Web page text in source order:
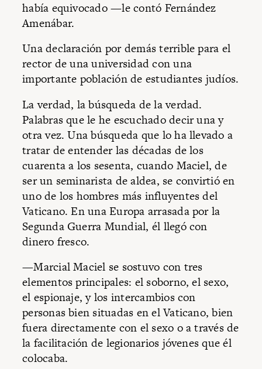
había equivocado —le contó Fernández
Amenábar.
Una declaración por demás terrible para el
rector de una universidad con una
importante población de estudiantes judíos.
La verdad, la búsqueda de la verdad.
Palabras que le he escuchado decir una y
otra vez. Una búsqueda que lo ha llevado a
tratar de entender las décadas de los
cuarenta a los sesenta, cuando Maciel, de
ser un seminarista de aldea, se convirtió en
uno de los hombres más influyentes del
Vaticano. En una Europa arrasada por la
Segunda Guerra Mundial, él llegó con
dinero fresco.
—Marcial Maciel se sostuvo con tres
elementos principales: el soborno, el sexo,
el espionaje, y los intercambios con
personas bien situadas en el Vaticano, bien
fuera directamente con el sexo o a través de
la facilitación de legionarios jóvenes que él
colocaba.